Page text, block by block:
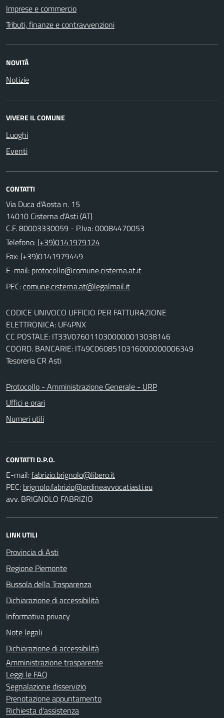
Imprese e commercio
Tributi, finanze e contravvenzioni
NOVITÀ
Notizie
VIVERE IL COMUNE
Luoghi
Eventi
CONTATTI
Via Duca d'Aosta n. 15
14010 Cisterna d'Asti (AT)
C.F. 80003330059 - P.Iva: 00084470053
Telefono:(+39)0141979124
Fax: (+39)0141979449
E-mail:
PEC:
CODICE UNIVOCO UFFICIO PER FATTURAZIONE
ELETTRONICA: UF4PNX
CC POSTALE: IT33V0760110300000013038146
COORD. BANCARIE: IT49C0608510316000000006349
Tesoreria CR Asti
Protocollo - Amministrazione Generale - URP
Uffici e orari
Numeri utili
CONTATTI D.P.O.
E-mail:
PEC:
avv. BRIGNOLO FABRIZIO
LINK UTILI
Provincia di Asti
Regione Piemonte
Bussola della Trasparenza
Dichiarazione di accessibilità
Informativa privacy
Note legali
Dichiarazione di accessibilità
Amministrazione trasparente
Leggi le FAQ
Segnalazione disservizio
Prenotazione appuntamento
Richiesta d'assistenza